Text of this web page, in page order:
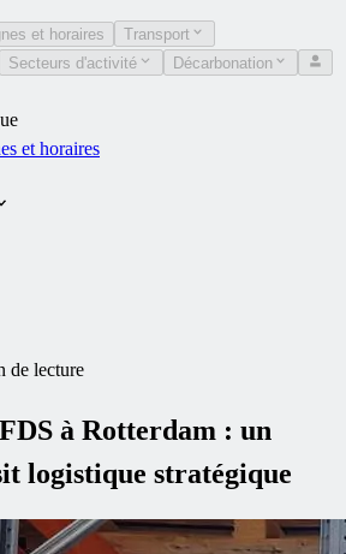
et horaires
Transport
Secteurs d'activité Décarbonation
et horaires
de lecture
à Rotterdam : un
logistique stratégique